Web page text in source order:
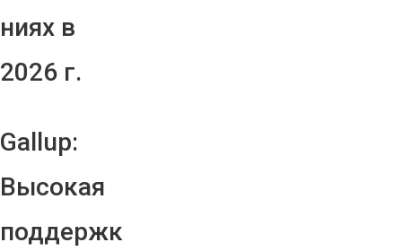
ниях в
2026 г.
Gallup:
Высокая
поддержк